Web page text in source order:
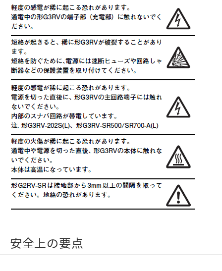
安全上の要点